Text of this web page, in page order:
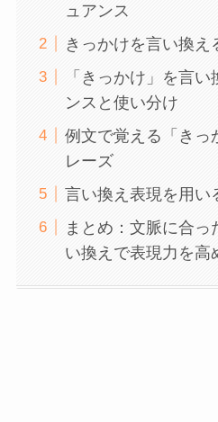
ュアンス
きっかけを言い換え
「きっかけ」を言
ンスと使い分け
例文で覚える「きっ
レーズ
言い換え表現を用い
まとめ：文脈に合
い換えで表現力を高